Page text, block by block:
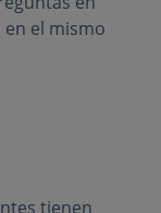
el mismo
tienen